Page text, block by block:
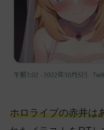
ホロライブの赤井は